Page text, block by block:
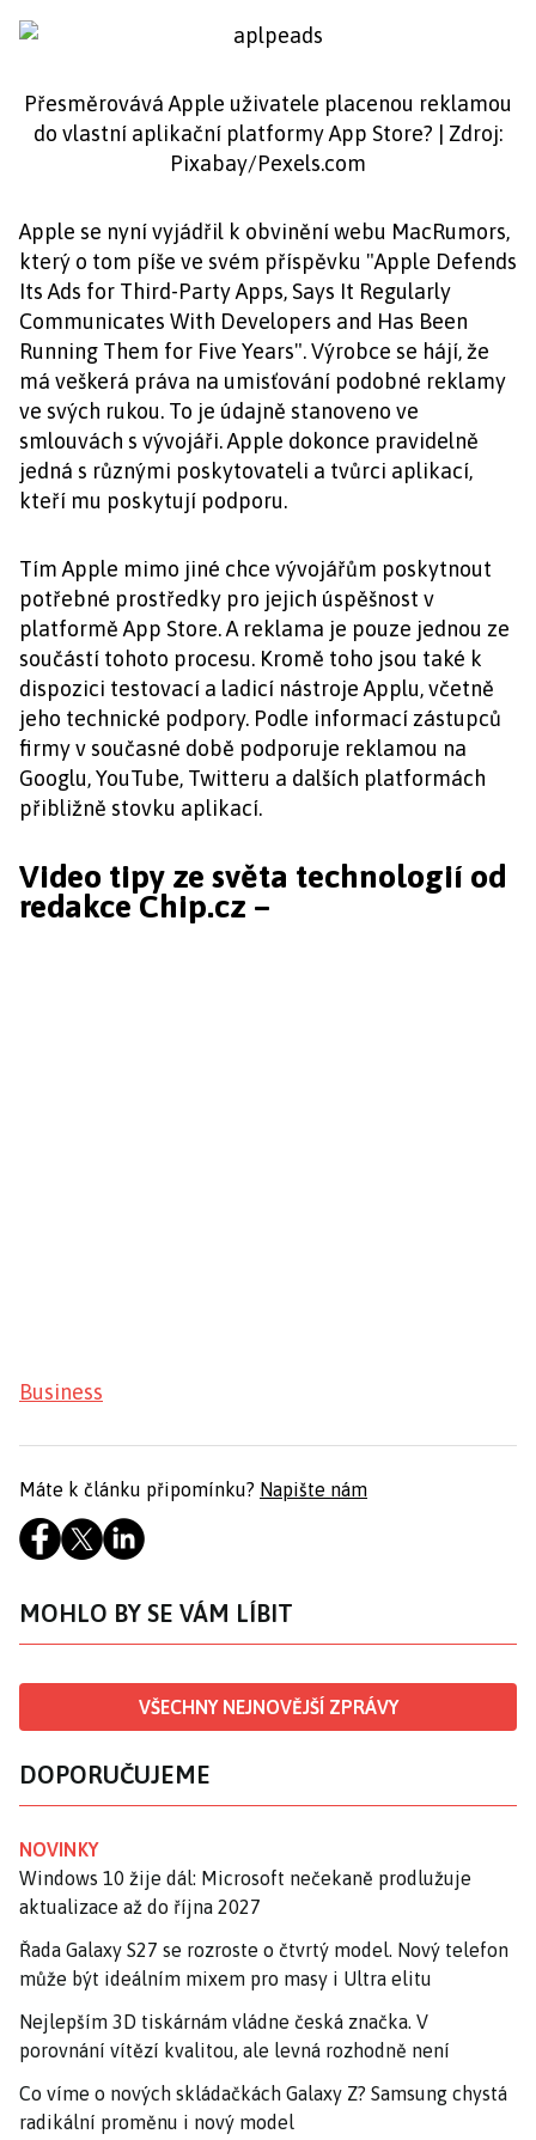
Přesměrovává Apple uživatele placenou reklamou
do vlastní aplikační platformy App Store? | Zdroj:
Pixabay/Pexels.com
Apple se nyní vyjádřil k obvinění webu MacRumors,
který o tom píše ve svém příspěvku "Apple Defends
Its Ads for Third-Party Apps, Says It Regularly
Communicates With Developers and Has Been
Running Them for Five Years". Výrobce se hájí, že
má veškerá práva na umisťování podobné reklamy
ve svých rukou. To je údajně stanoveno ve
smlouvách s vývojáři. Apple dokonce pravidelně
jedná s různými poskytovateli a tvůrci aplikací,
kteří mu poskytují podporu.
Tím Apple mimo jiné chce vývojářům poskytnout
potřebné prostředky pro jejich úspěšnost v
platformě App Store. A reklama je pouze jednou ze
součástí tohoto procesu. Kromě toho jsou také k
dispozici testovací a ladicí nástroje Applu, včetně
jeho technické podpory. Podle informací zástupců
firmy v současné době podporuje reklamou na
Googlu, YouTube, Twitteru a dalších platformách
přibližně stovku aplikací.
Video tipy ze světa technologií od
redakce Chip.cz –
Business
Máte k článku připomínku? Napište nám
MOHLO BY SE VÁM LÍBIT
VŠECHNY NEJNOVĚJŠÍ ZPRÁVY
DOPORUČUJEME
NOVINKY
Windows 10 žije dál: Microsoft nečekaně prodlužuje
aktualizace až do října 2027
Řada Galaxy S27 se rozroste o čtvrtý model. Nový telefon
může být ideálním mixem pro masy i Ultra elitu
Nejlepším 3D tiskárnám vládne česká značka. V
porovnání vítězí kvalitou, ale levná rozhodně není
Co víme o nových skládačkách Galaxy Z? Samsung chystá
radikální proměnu i nový model